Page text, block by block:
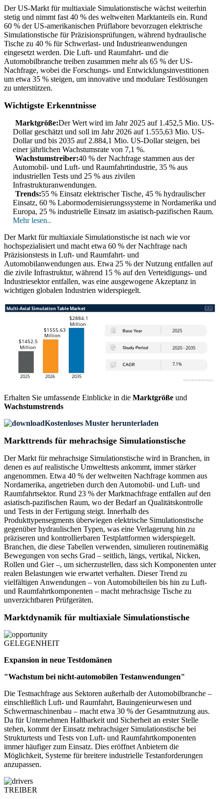
Der US-Markt für multiaxiale Simulationstische wächst weiterhin
stetig und nimmt fast 40 % des weltweiten Marktanteils ein. Rund
60 % der US-amerikanischen Prüflabore bevorzugen elektrische
Simulationstische für Präzisionsprüfungen, während hydraulische
Tische zu 40 % für Schwerlast- und Industrieanwendungen
eingesetzt werden. Die Luft- und Raumfahrt- und die
Automobilbranche treiben zusammen mehr als 65 % der US-
Nachfrage, wobei die Forschungs- und Entwicklungsinvestitionen
um etwa 35 % steigen, um innovative und modulare Testlösungen
zu unterstützen.
Wichtigste Erkenntnisse
Marktgröße:Der Wert wird im Jahr 2025 auf 1.452,5 Mio. US-
Dollar geschätzt und soll im Jahr 2026 auf 1.555,63 Mio. US-
Dollar und bis 2035 auf 2.884,1 Mio. US-Dollar steigen, bei
einer jährlichen Wachstumsrate von 7,1 %.
Wachstumstreiber:40 % der Nachfrage stammen aus der
Automobil- und Luft- und Raumfahrtindustrie, 35 % aus
industriellen Tests und 25 % aus zivilen
Infrastrukturanwendungen.
Trends:55 % Einsatz elektrischer Tische, 45 % hydraulischer
Einsatz, 60 % Labormodernisierungssysteme in Nordamerika und
Europa, 25 % industrielle Einsatz im asiatisch-pazifischen Raum.
Mehr lesen..
Der Markt für multiaxiale Simulationstische ist nach wie vor
hochspezialisiert und macht etwa 60 % der Nachfrage nach
Präzisionstests in Luft- und Raumfahrt- und
Automobilanwendungen aus. Etwa 25 % der Nutzung entfallen auf
die zivile Infrastruktur, während 15 % auf den Verteidigungs- und
Industriesektor entfallen, was eine ausgewogene Akzeptanz in
wichtigen globalen Industrien widerspiegelt.
Erhalten Sie umfassende Einblicke in die Marktgröße und
Wachstumstrends
Kostenloses Muster herunterladen
Markttrends für mehrachsige Simulationstische
Der Markt für mehrachsige Simulationstische wird in Branchen, in
denen es auf realistische Umwelttests ankommt, immer stärker
angenommen. Etwa 40 % der weltweiten Nachfrage kommen aus
Nordamerika, angetrieben durch den Automobil- und Luft- und
Raumfahrtsektor. Rund 23 % der Marktnachfrage entfallen auf den
asiatisch-pazifischen Raum, wo der Bedarf an Qualitätskontrolle
und Tests in der Fertigung steigt. Innerhalb des
Produkttypensegments überwiegen elektrische Simulationstische
gegenüber hydraulischen Typen, was eine Verlagerung hin zu
präziseren und kontrollierbaren Testplattformen widerspiegelt.
Branchen, die diese Tabellen verwenden, simulieren routinemäßig
Bewegungen von sechs Grad – seitlich, längs, vertikal, Nicken,
Rollen und Gier –, um sicherzustellen, dass sich Komponenten unter
realen Belastungen wie erwartet verhalten. Dieser Trend zu
vielfältigen Anwendungen – von Automobilteilen bis hin zu Luft-
und Raumfahrtkomponenten – macht mehrachsige Tische zu
unverzichtbaren Prüfgeräten.
Marktdynamik für multiaxiale Simulationstische
GELEGENHEIT
Expansion in neue Testdomänen
"Wachstum bei nicht-automobilen Testanwendungen"
Die Testnachfrage aus Sektoren außerhalb der Automobilbranche –
einschließlich Luft- und Raumfahrt, Bauingenieurwesen und
Schwermaschinenbau – macht etwa 30 % der Gesamtnutzung aus.
Da für Unternehmen Haltbarkeit und Sicherheit an erster Stelle
stehen, kommt der Einsatz mehrachsiger Simulationstische bei
Strukturtests und Tests von Luft- und Raumfahrtkomponenten
immer häufiger zum Einsatz. Dies eröffnet Anbietern die
Möglichkeit, Systeme für breitere industrielle Testanforderungen
anzupassen.
TREIBER